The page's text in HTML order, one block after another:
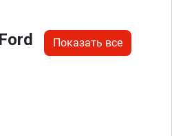
Показать все